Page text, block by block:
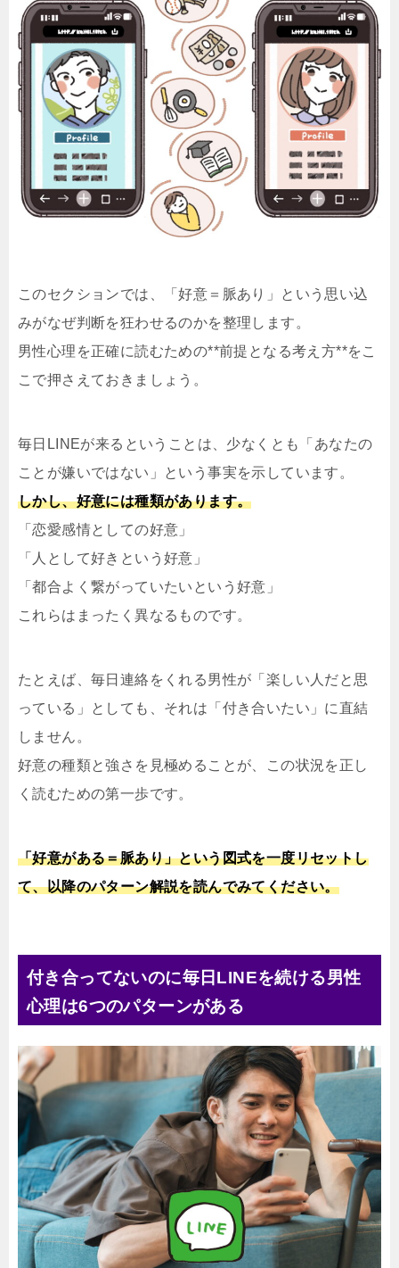
このセクションでは、「好意＝脈あり」という思い込
みがなぜ判断を狂わせるのかを整理します。
男性心理を正確に読むための**前提となる考え方**をこ
こで押さえておきましょう。
毎日LINEが来るということは、少なくとも「あなたの
ことが嫌いではない」という事実を示しています。
しかし、好意には種類があります。
「恋愛感情としての好意」
「人として好きという好意」
「都合よく繋がっていたいという好意」
これらはまったく異なるものです。
たとえば、毎日連絡をくれる男性が「楽しい人だと思
っている」としても、それは「付き合いたい」に直結
しません。
好意の種類と強さを見極めることが、この状況を正し
く読むための第一歩です。
「好意がある＝脈あり」という図式を一度リセットし
て、以降のパターン解説を読んでみてください。
付き合ってないのに毎日LINEを続ける男性
心理は6つのパターンがある